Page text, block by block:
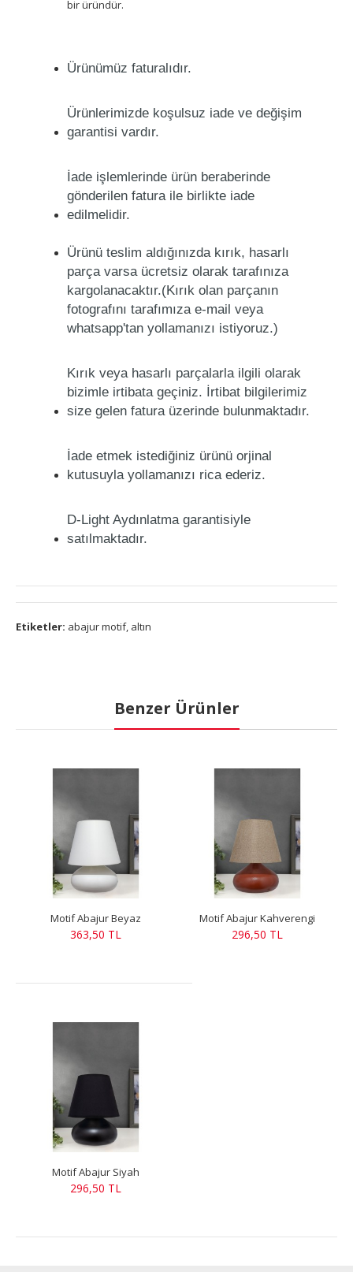
bir üründür.
Ürünümüz faturalıdır.
Ürünlerimizde koşulsuz iade ve değişim
garantisi vardır.
İade işlemlerinde ürün beraberinde
gönderilen fatura ile birlikte iade
edilmelidir.
Ürünü teslim aldığınızda kırık, hasarlı
parça varsa ücretsiz olarak tarafınıza
kargolanacaktır.(Kırık olan parçanın
fotografını tarafımıza e-mail veya
whatsapp'tan yollamanızı istiyoruz.)
Kırık veya hasarlı parçalarla ilgili olarak
bizimle irtibata geçiniz. İrtibat bilgilerimiz
size gelen fatura üzerinde bulunmaktadır.
İade etmek istediğiniz ürünü orjinal
kutusuyla yollamanızı rica ederiz.
D-Light Aydınlatma garantisiyle
satılmaktadır.
Etiketler: abajur motif, altın
Benzer Ürünler
Motif Abajur Beyaz
363,50 TL
Motif Abajur Kahverengi
296,50 TL
Motif Abajur Siyah
296,50 TL